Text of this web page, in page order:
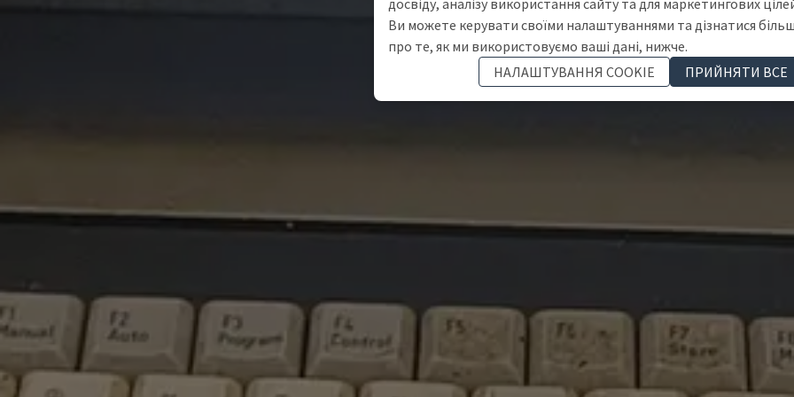
досвіду, аналізу використання сайту та для маркетингових
Ви можете керувати своїми налаштуваннями та дізнатися
про те, як ми використовуємо ваші дані, нижче.
НАЛАШТУВАННЯ COOKIE
ПРИЙНЯТИ ВСЕ